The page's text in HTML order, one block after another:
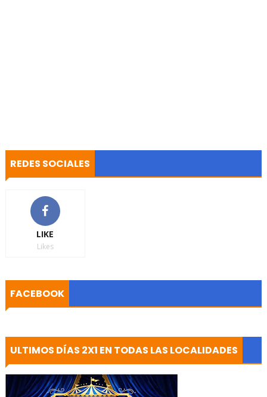
REDES SOCIALES
LIKE
Likes
FACEBOOK
ULTIMOS DÍAS 2X1 EN TODAS LAS LOCALIDADES